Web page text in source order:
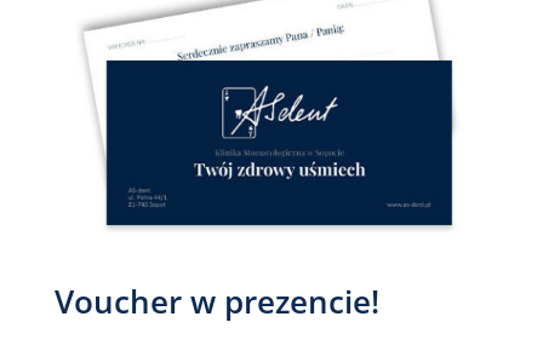
Voucher w prezencie!